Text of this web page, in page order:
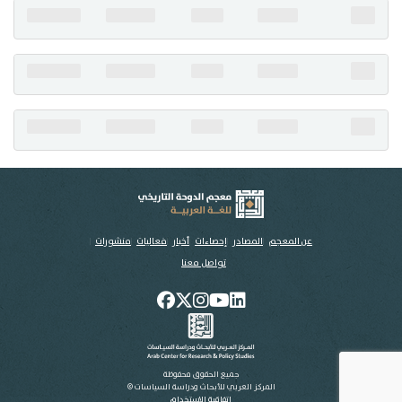
عن المعجم المصادر إحصاءات أخبار فعاليات منشورات
تواصل معنا
جميع الحقوق محفوظة
المركز العربي للأبحاث ودراسة السياسات ©